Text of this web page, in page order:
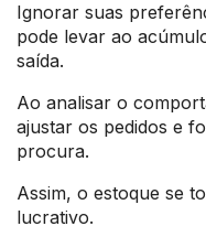
Ignorar suas
pode levar ao
saída.
Ao analisar o
ajustar os pedidos e
procura.
Assim, o estoque se
lucrativo.